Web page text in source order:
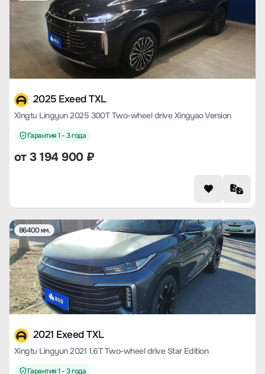
2025 Exeed TXL
Xingtu Lingyun 2025 300T Two-wheel drive Xingyao Version
Гарантия 1 - 3 года
от3 194 900₽
86400 км.
2021 Exeed TXL
Xingtu Lingyun 2021 1.6T Two-wheel drive Star Edition
Гарантия 1 - 3 года